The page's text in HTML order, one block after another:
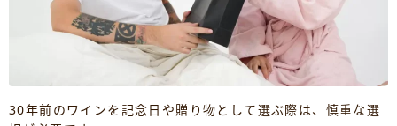
30年前のワインを記念日や贈り物として選ぶ際は、慎重な選